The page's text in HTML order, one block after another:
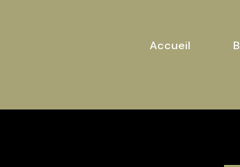
accueil